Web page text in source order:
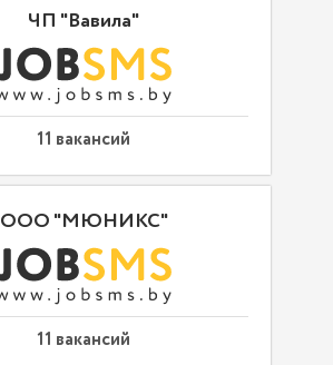
ЧП "Вавила"
11 вакансий
ООО "МЮНИКС"
11 вакансий